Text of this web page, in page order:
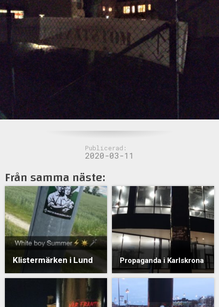
Publicerad:
2020-03-11
Från samma näste:
Klistermärken i Lund Propaganda i Karlskrona